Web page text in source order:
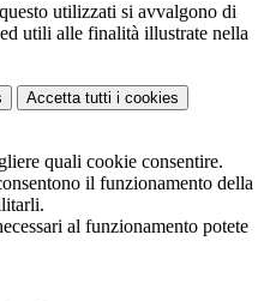
utilizzati si avvalgono di
utili alle finalità illustrate nella
Accetta tutti i cookies
quali cookie consentire.
il funzionamento della
al funzionamento potete